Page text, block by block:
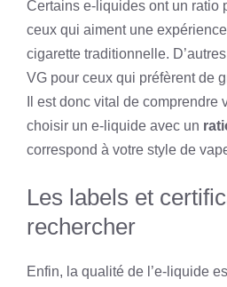
Certains e-liquides ont un ratio
ceux qui aiment une
cigarette traditionnelle.
VG pour ceux qui préfèrent de
Il est donc vital de comprendre
choisir un e-liquide avec un
correspond à votre style de
Les labels et
rechercher
Enfin, la qualité de l’e-liquide